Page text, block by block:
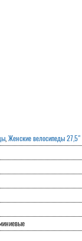
, Женские велосипеды 27,5"